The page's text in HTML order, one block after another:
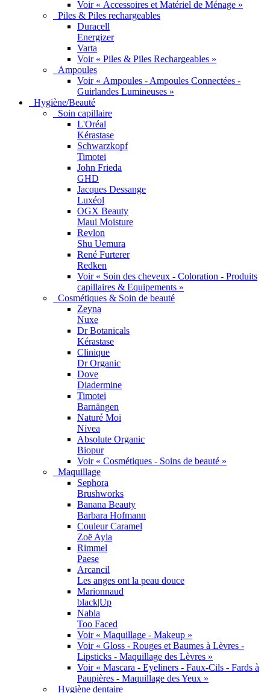
Voir « Accessoires et Matériel de Ménage »
Piles & Piles rechargeables
Duracell
Energizer
Varta
Voir « Piles & Piles Rechargeables »
Ampoules
Voir « Ampoules - Ampoules Connectées -
Guirlandes Lumineuses »
Hygiène/Beauté
Soin capillaire
L'Oréal
Kérastase
Schwarzkopf
Timotei
John Frieda
GHD
Jacques Dessange
Luxéol
OGX Beauty
Maui Moisture
Revlon
Shu Uemura
René Furterer
Redken
Voir « Soin des cheveux - Coloration - Produits
capillaires & Equipements »
Cosmétiques & Soin de beauté
Zeyna
Nuxe
Dr Botanicals
Kérastase
Clinique
Dr Organic
Dove
Diadermine
Timotei
Barnängen
Naturé Moi
Nivea
Absolute Organic
Biopur
Voir « Cosmétiques - Soins de beauté »
Maquillage
Sephora
Brushworks
Banana Beauty
Barbara Hofmann
Couleur Caramel
Zoë Ayla
Rimmel
Paese
Arcancil
Les anges ont la peau douce
Marionnaud
black|Up
Nabla
Too Faced
Voir « Maquillage - Makeup »
Voir « Gloss - Rouges et Baumes à Lèvres -
Lipsticks - Maquillage des Lèvres »
Voir « Mascara - Eyeliners - Faux-Cils - Fards à
Paupières - Maquillage des Yeux »
Hygiène dentaire